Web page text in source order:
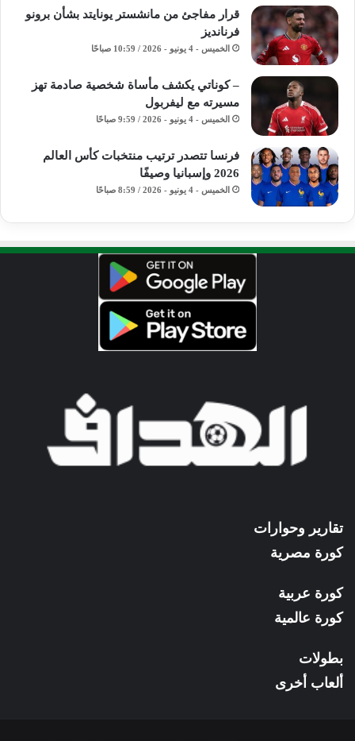
قرار مفاجئ من مانشستر يونايتد بشأن برونو
فرنانديز
الخميس - 4 يونيو - 2026 / 10:59 صباحًا
– كوناتي يكشف مأساة شخصية صادمة تهز
مسيرته مع ليفربول
الخميس - 4 يونيو - 2026 / 9:59 صباحًا
فرنسا تتصدر ترتيب منتخبات كأس العالم
2026 وإسبانيا وصيفًا
الخميس - 4 يونيو - 2026 / 8:59 صباحًا
تقارير وحوارات
كورة مصرية
كورة عربية
كورة عالمية
بطولات
ألعاب أخرى